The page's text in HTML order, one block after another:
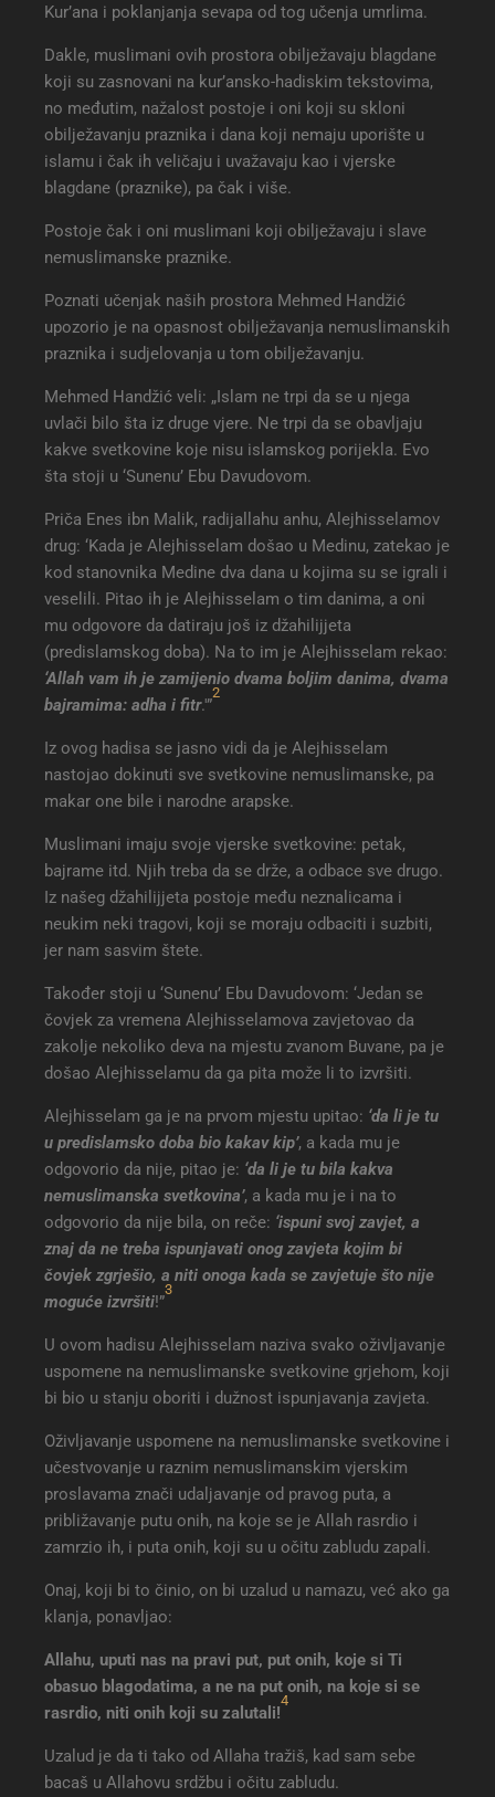
Kur’ana i poklanjanja sevapa od tog učenja umrlima.
Dakle, muslimani ovih prostora obilježavaju blagdane
koji su zasnovani na kur’ansko-hadiskim tekstovima,
no međutim, nažalost postoje i oni koji su skloni
obilježavanju praznika i dana koji nemaju uporište u
islamu i čak ih veličaju i uvažavaju kao i vjerske
blagdane (praznike), pa čak i više.
Postoje čak i oni muslimani koji obilježavaju i slave
nemuslimanske praznike.
Poznati učenjak naših prostora Mehmed Handžić
upozorio je na opasnost obilježavanja nemuslimanskih
praznika i sudjelovanja u tom obilježavanju.
Mehmed Handžić veli: „Islam ne trpi da se u njega
uvlači bilo šta iz druge vjere. Ne trpi da se obavljaju
kakve svetkovine koje nisu islamskog porijekla. Evo
šta stoji u ‘Sunenu’ Ebu Davudovom.
Priča Enes ibn Malik, radijallahu anhu, Alejhisselamov
drug: ‘Kada je Alejhisselam došao u Medinu, zatekao je
kod stanovnika Medine dva dana u kojima su se igrali i
veselili. Pitao ih je Alejhisselam o tim danima, a oni
mu odgovore da datiraju još iz džahilijjeta
(predislamskog doba). Na to im je Alejhisselam rekao:
‘Allah vam ih je zamijenio dvama boljim danima, dvama
bajramima: adha i fitr.'”
2
Iz ovog hadisa se jasno vidi da je Alejhisselam
nastojao dokinuti sve svetkovine nemuslimanske, pa
makar one bile i narodne arapske.
Muslimani imaju svoje vjerske svetkovine: petak,
bajrame itd. Njih treba da se drže, a odbace sve drugo.
Iz našeg džahilijjeta postoje među neznalicama i
neukim neki tragovi, koji se moraju odbaciti i suzbiti,
jer nam sasvim štete.
Također stoji u ‘Sunenu’ Ebu Davudovom: ‘Jedan se
čovjek za vremena Alejhisselamova zavjetovao da
zakolje nekoliko deva na mjestu zvanom Buvane, pa je
došao Alejhisselamu da ga pita može li to izvršiti.
Alejhisselam ga je na prvom mjestu upitao: ‘da li je tu
u predislamsko doba bio kakav kip’, a kada mu je
odgovorio da nije, pitao je: ‘da li je tu bila kakva
nemuslimanska svetkovina’, a kada mu je i na to
odgovorio da nije bila, on reče: ‘ispuni svoj zavjet, a
znaj da ne treba ispunjavati onog zavjeta kojim bi
čovjek zgrješio, a niti onoga kada se zavjetuje što nije
moguće izvršiti!”
3
U ovom hadisu Alejhisselam naziva svako oživljavanje
uspomene na nemuslimanske svetkovine grjehom, koji
bi bio u stanju oboriti i dužnost ispunjavanja zavjeta.
Oživljavanje uspomene na nemuslimanske svetkovine i
učestvovanje u raznim nemuslimanskim vjerskim
proslavama znači udaljavanje od pravog puta, a
približavanje putu onih, na koje se je Allah rasrdio i
zamrzio ih, i puta onih, koji su u očitu zabludu zapali.
Onaj, koji bi to činio, on bi uzalud u namazu, već ako ga
klanja, ponavljao:
Allahu, uputi nas na pravi put, put onih, koje si Ti
obasuo blagodatima, a ne na put onih, na koje si se
rasrdio, niti onih koji su zalutali!
4
Uzalud je da ti tako od Allaha tražiš, kad sam sebe
bacaš u Allahovu srdžbu i očitu zabludu.